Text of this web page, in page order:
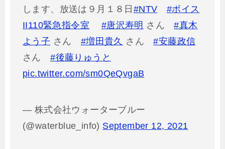
します、放送は９月１８日 #NTV
#ボイス
II110緊急指令室
#唐沢寿明 さん#真木
よう子 さん #増田貴久 さん#安藤政信
さん#後藤りゅうと
pic.twitter.com/sm0QeQvgaB
— 株式会社ウォーターブルー
(@waterblue_info) September 12, 2021